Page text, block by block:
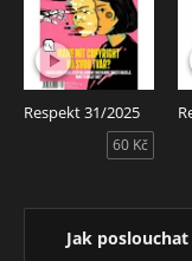
Audio Respekt je
Návod k aktivaci
http://audioteka.cz/
týdeníkem Respekt
Veronika Bajerová.
Respekt 31/2025
60 Kč
Jak